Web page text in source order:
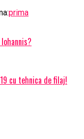
prima
cu tehnica de filaj!